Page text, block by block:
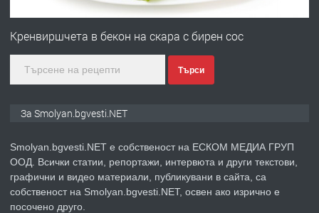
Имот в Северна Гърция, до Кавала
преди 2 години
ПРЕДЛАГА КЪЩА В МАРОНЯ
Кренвиршчета в бекон на скара с бирен сос
Търси
За Smolyan.bgvesti.NET
Smolyan.bgvesti.NET е собственост на ЕСКОМ МЕДИА ГРУП
ООД. Всички статии, репортажи, интервюта и други текстови,
графични и видео материали, публикувани в сайта, са
собственост на Smolyan.bgvesti.NET, освен ако изрично е
посочено друго.